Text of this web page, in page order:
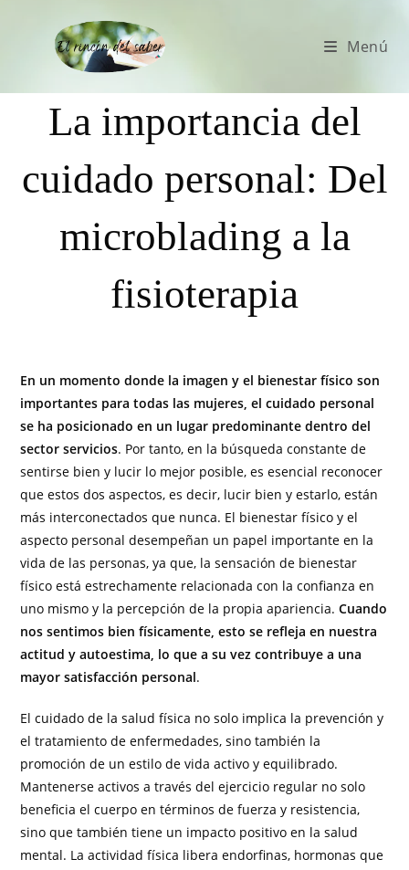
Menú
La importancia del
cuidado personal: Del
microblading a la
fisioterapia
En un momento donde la imagen y el bienestar físico son
importantes para todas las mujeres, el cuidado personal
se ha posicionado en un lugar predominante dentro del
sector servicios. Por tanto, en la búsqueda constante de
sentirse bien y lucir lo mejor posible, es esencial reconocer
que estos dos aspectos, es decir, lucir bien y estarlo, están
más interconectados que nunca. El bienestar físico y el
aspecto personal desempeñan un papel importante en la
vida de las personas, ya que, la sensación de bienestar
físico está estrechamente relacionada con la confianza en
uno mismo y la percepción de la propia apariencia.Cuando
nos sentimos bien físicamente, esto se refleja en nuestra
actitud y autoestima, lo que a su vez contribuye a una
mayor satisfacción personal.
El cuidado de la salud física no solo implica la prevención y
el tratamiento de enfermedades, sino también la
promoción de un estilo de vida activo y equilibrado.
Mantenerse activos a través del ejercicio regular no solo
beneficia el cuerpo en términos de fuerza y resistencia,
sino que también tiene un impacto positivo en la salud
mental. La actividad física libera endorfinas, hormonas que